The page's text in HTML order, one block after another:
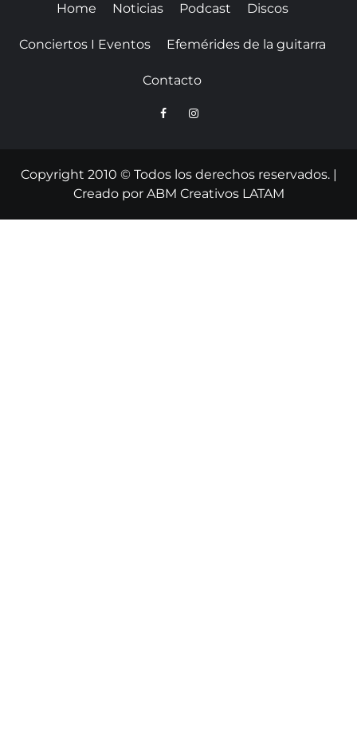
Home Noticias Podcast Discos
Conciertos I Eventos Efemérides de la guitarra
Contacto
Copyright 2010 © Todos los derechos reservados. |
Creado por ABM Creativos LATAM